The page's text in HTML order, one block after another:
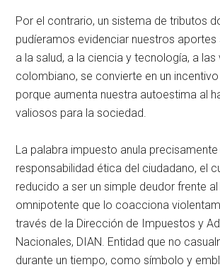
Por el contrario, un sistema de tributos
pudíeramos evidenciar nuestros aportes
a la salud, a la ciencia y tecnología, a
colombiano, se convierte en un incentivo
porque aumenta nuestra autoestima al
valiosos para la sociedad.
La palabra impuesto anula
responsabilidad ética del ciudadano, el
reducido a ser un simple deudor frente
omnipotente que lo coacciona
través de la Dirección de Impuestos y
Nacionales, DIAN. Entidad que no
durante un tiempo, como símbolo y